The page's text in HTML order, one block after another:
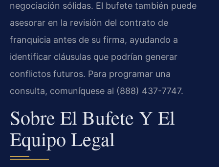
negociación sólidas. El bufete también puede
asesorar en la revisión del contrato de
franquicia antes de su firma, ayudando a
identificar cláusulas que podrían generar
conflictos futuros. Para programar una
consulta, comuníquese al (888) 437-7747.
Sobre El Bufete Y El
Equipo Legal